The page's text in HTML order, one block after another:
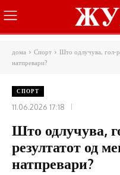
дома Спорт
Што одлучува, гол-
натпревари?
СПОРТ
11.06.2026 17:18
Што одлучува,
резултатот од
натпревари?